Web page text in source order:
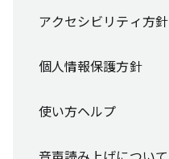
アクセシビリティ方針
個人情報保護方針
使い方ヘルプ